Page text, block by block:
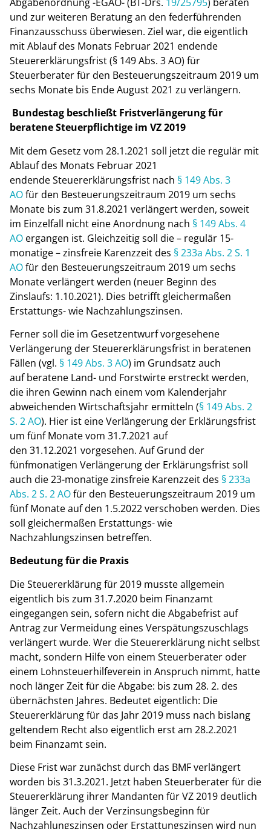
und zur weiteren Beratung an den federführenden
Finanzausschuss überwiesen. Ziel war, die eigentlich
mit Ablauf des Monats Februar 2021 endende
Steuererklärungsfrist (§ 149 Abs. 3 AO) für
Steuerberater für den Besteuerungszeitraum 2019 um
sechs Monate bis Ende August 2021 zu verlängern.
Bundestag beschließt Fristverlängerung für
beratene Steuerpflichtige im VZ 2019
Mit dem Gesetz vom 28.1.2021 soll jetzt die regulär mit
Ablauf des Monats Februar 2021
endende Steuererklärungsfrist nach § 149 Abs. 3
AOfür den Besteuerungszeitraum 2019 um sechs
Monate bis zum 31.8.2021 verlängert werden, soweit
im Einzelfall nicht eine Anordnung nach § 149 Abs. 4
AO ergangen ist. Gleichzeitig soll die – regulär 15-
monatige – zinsfreie Karenzzeit des § 233a Abs. 2 S. 1
AOfür den Besteuerungszeitraum 2019 um sechs
Monate verlängert werden (neuer Beginn des
Zinslaufs: 1.10.2021). Dies betrifft gleichermaßen
Erstattungs- wie Nachzahlungszinsen.
Ferner soll die im Gesetzentwurf vorgesehene
Verlängerung der Steuererklärungsfrist in beratenen
Fällen (vgl. § 149 Abs. 3 AO) im Grundsatz auch
auf beratene Land- und Forstwirte erstreckt werden,
die ihren Gewinn nach einem vom Kalenderjahr
abweichenden Wirtschaftsjahr ermitteln (§ 149 Abs. 2
S. 2 AO). Hier ist eine Verlängerung der Erklärungsfrist
um fünf Monate vom 31.7.2021 auf
den 31.12.2021 vorgesehen. Auf Grund der
fünfmonatigen Verlängerung der Erklärungsfrist soll
auch die 23-monatige zinsfreie Karenzzeit des § 233a
Abs. 2 S. 2 AOfür den Besteuerungszeitraum 2019 um
fünf Monate auf den 1.5.2022 verschoben werden. Dies
soll gleichermaßen Erstattungs- wie
Nachzahlungszinsen betreffen.
Bedeutung für die Praxis
Die Steuererklärung für 2019 musste allgemein
eigentlich bis zum 31.7.2020 beim Finanzamt
eingegangen sein, sofern nicht die Abgabefrist auf
Antrag zur Vermeidung eines Verspätungszuschlags
verlängert wurde. Wer die Steuererklärung nicht selbst
macht, sondern Hilfe von einem Steuerberater oder
einem Lohnsteuerhilfeverein in Anspruch nimmt, hatte
noch länger Zeit für die Abgabe: bis zum 28. 2. des
übernächsten Jahres. Bedeutet eigentlich: Die
Steuererklärung für das Jahr 2019 muss nach bislang
geltendem Recht also eigentlich erst am 28.2.2021
beim Finanzamt sein.
Diese Frist war zunächst durch das BMF verlängert
worden bis 31.3.2021. Jetzt haben Steuerberater für die
Steuererklärung ihrer Mandanten für VZ 2019 deutlich
länger Zeit. Auch der Verzinsungsbeginn für
Nachzahlungszinsen oder Erstattungszinsen wird nun